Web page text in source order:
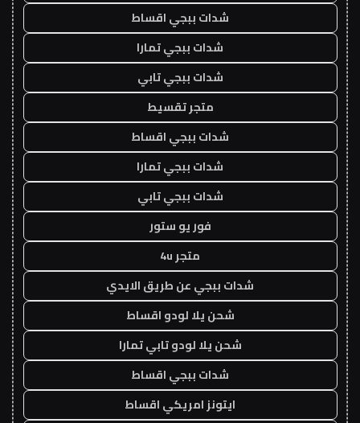
شدات ببجي اقساط
شدات ببجي تمارا
شدات ببجي تابي
متجر تقسيط
شدات ببجي اقساط
شدات ببجي تمارا
شدات ببجي تابي
فور يو ستور
متجر 4u
شدات ببجي عن طريق الايدي
شحن يلا لودو اقساط
شحن يلا لودو تابي تمارا
شدات ببجي اقساط
ايتونز امريكي اقساط